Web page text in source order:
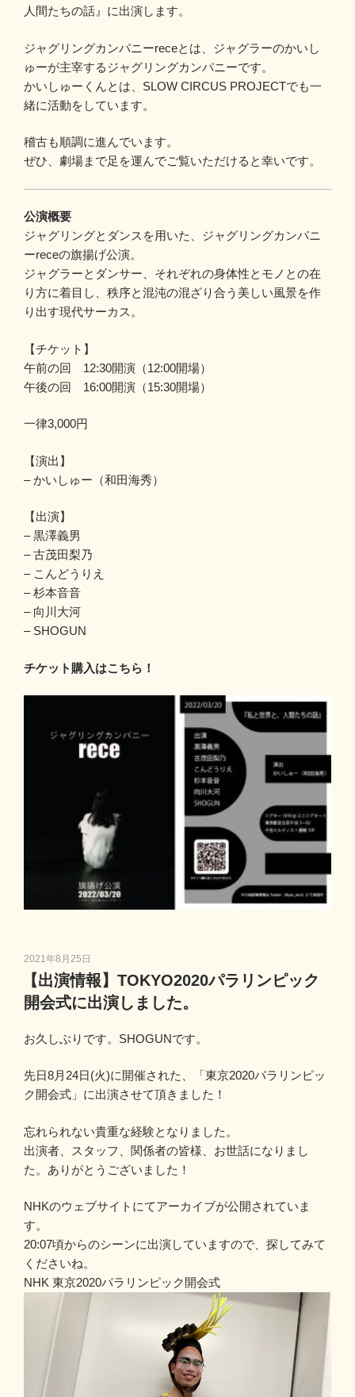
人間たちの話』 に出演します。
ジャグリングカンパニーreceとは、ジャグラーのかいし
ゅーが主宰するジャグリングカンパニーです。
かいしゅーくんとは、 SLOW CIRCUS PROJECTでも一
緒に活動をしています。
稽古も順調に進んでいます。
ぜひ、劇場まで足を運んでご覧いただけると幸いです。
公演概要
ジャグリングとダンスを用いた、ジャグリングカンパニ
ーreceの旗揚げ公演。
ジャグラーとダンサー、それぞれの身体性とモノとの在
り方に着目し、秩序と混沌の混ざり合う美しい風景を作
り出す現代サーカス。
【チケット】
午前の回 12:30開演（12:00開場）
午後の回 16:00開演（15:30開場）
一律3,000円
【演出】
– かいしゅー（和田海秀）
【出演】
– 黒澤義男
– 古茂田梨乃
– こんどうりえ
– 杉本音音
– 向川大河
– SHOGUN
チケット購入はこちら！
投
稿
日:
2021年8月25日
【出演情報】TOKYO2020パラリンピック
開会式に出演しました。
お久しぶりです。SHOGUNです。
先日8月24日(火)に開催された、「東京2020パラリンピッ
ク開会式」に出演させて頂きました！
忘れられない貴重な経験となりました。
出演者、スタッフ、関係者の皆様、お世話になりまし
た。ありがとうございました！
NHKのウェブサイトにてアーカイブが公開されていま
す。
20:07頃からのシーンに出演していますので、探してみて
くださいね。
NHK 東京2020パラリンピック開会式